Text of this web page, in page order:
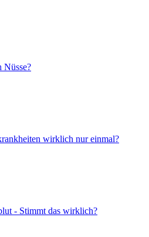
Nüsse?
wirklich nur einmal?
- Stimmt das wirklich?